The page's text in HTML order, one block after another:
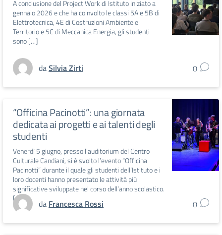
A conclusione del Project Work di Istituto iniziato a
gennaio 2026 e che ha coinvolto le classi 5A e 5B di
Elettrotecnica, 4E di Costruzioni Ambiente e
Territorio e 5C di Meccanica Energia, gli studenti
sono […]
daSilvia Zirti 0
“Officina Pacinotti”: una giornata
dedicata ai progetti e ai talenti degli
studenti
Venerdì 5 giugno, presso l’auditorium del Centro
Culturale Candiani, si è svolto l’evento “Officina
Pacinotti” durante il quale gli studenti dell’Istituto e i
loro docenti hanno presentato le attività più
significative sviluppate nel corso dell’anno scolastico.
[…]
da Francesca Rossi 0